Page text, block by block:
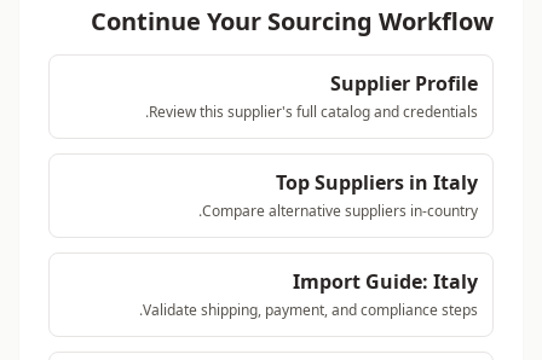
Continue Your Sourcing Workflow
Supplier Profile
Review this supplier's full catalog and credentials.
Top Suppliers in Italy
Compare alternative suppliers in-country.
Import Guide: Italy
Validate shipping, payment, and compliance steps.